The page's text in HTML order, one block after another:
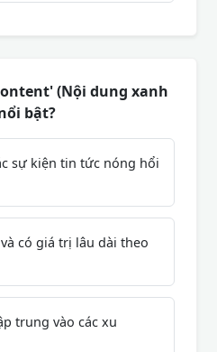
(Nội dung xanh
bật?
sự kiện tin tức nóng hổi
có giá trị lâu dài theo
trung vào các xu